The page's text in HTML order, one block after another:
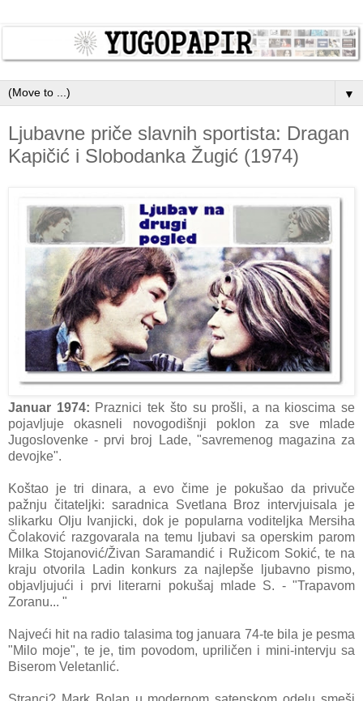
▼
Ljubavne priče slavnih sportista: Dragan
Kapičić i Slobodanka Žugić (1974)
Januar 1974: Praznici tek što su prošli, a na kioscima se
pojavljuje okasneli novogodišnji poklon za sve mlade
Jugoslovenke - prvi broj Lade, "savremenog magazina za
devojke".
Koštao je tri dinara, a evo čime je pokušao da privuče
pažnju čitateljki: saradnica Svetlana Broz intervjuisala je
slikarku Olju Ivanjicki, dok je popularna voditeljka Mersiha
Čolaković razgovarala na temu ljubavi sa operskim parom
Milka Stojanović/Živan Saramandić i Ružicom Sokić, te na
kraju otvorila Ladin konkurs za najlepše ljubavno pismo,
objavljujući i prvi literarni pokušaj mlade S. - "Trapavom
Zoranu... "
Najveći hit na radio talasima tog januara 74-te bila je pesma
"Milo moje", te je, tim povodom, upriličen i mini-intervju sa
Biserom Veletanlić.